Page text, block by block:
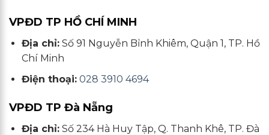
VPĐD TP HỒ CHÍ MINH
Địa chỉ:Số 91 Nguyễn Bỉnh Khiêm, Quận 1, TP. Hồ
Chí Minh
Điện thoại: 028 3910 4694
VPĐD TP Đà Nẵng
Địa chỉ:Số 234 Hà Huy Tập, Q. Thanh Khê, TP. Đà